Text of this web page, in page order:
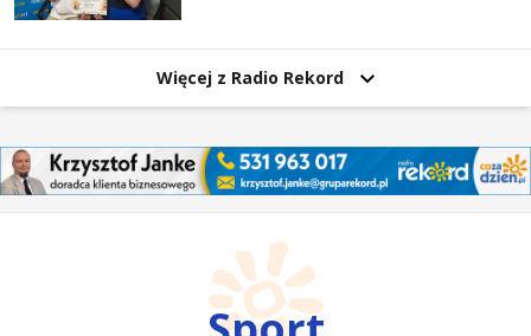
Więcej z Radio Rekord